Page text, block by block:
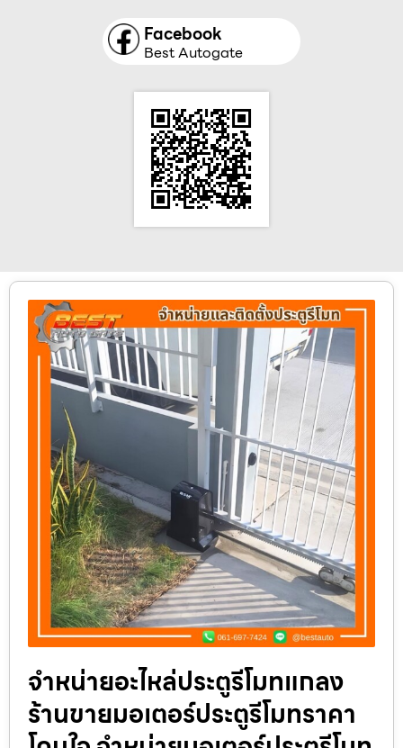
Facebook
Best Autogate
จำหน่ายอะไหล่ประตูรีโมทแกลง
ร้านขายมอเตอร์ประตูรีโมทราคา